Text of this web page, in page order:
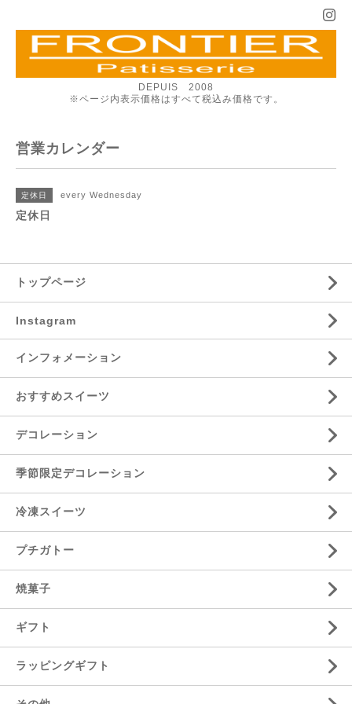
DEPUIS 2008
※ページ内表示価格はすべて税込み価格です。
営業カレンダー
定休日 every Wednesday
定休日
トップページ
Instagram
インフォメーション
おすすめスイーツ
デコレーション
季節限定デコレーション
冷凍スイーツ
プチガトー
焼菓子
ギフト
ラッピングギフト